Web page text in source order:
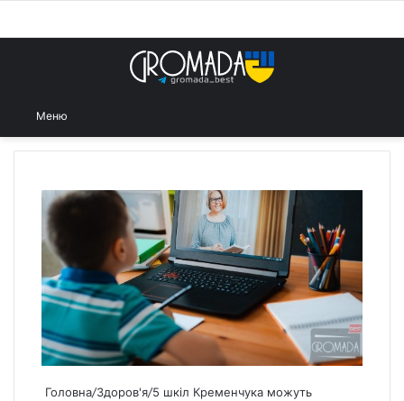
Меню
Головна/Здоров'я/5 шкіл Кременчука можуть